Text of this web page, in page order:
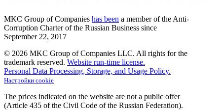
MKC Group of Companies has been a member of the Anti-
Corruption Charter of the Russian Business since
September 22, 2017
© 2026 MKC Group of Companies LLC. All rights for the
trademark reserved. Website run-time license.
Personal Data Processing, Storage, and Usage Policy.
Настройки cookie
The prices indicated on the website are not a public offer
(Article 435 of the Civil Code of the Russian Federation).